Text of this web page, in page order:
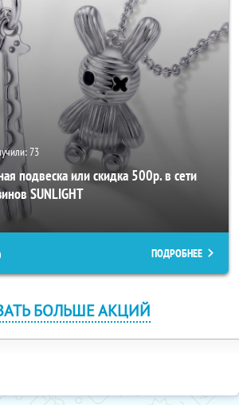
73
подвеска или скидка 500р. в сети
SUNLIGHT
ПОДРОБНЕЕ
БОЛЬШЕ АКЦИЙ